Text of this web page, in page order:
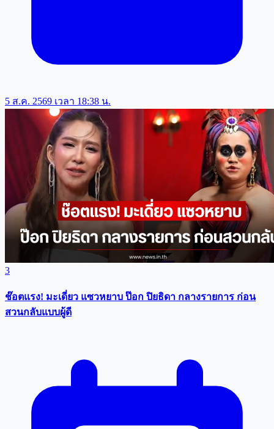
5 ส.ค. 2569 เวลา 18:38 น.
3
ช๊อตแรง! มะเดี่ยว แซวหยาบ ป๊อก ปิยธิดา กลางรายการ ก่อน
สวนกลับแบบผู้ดี